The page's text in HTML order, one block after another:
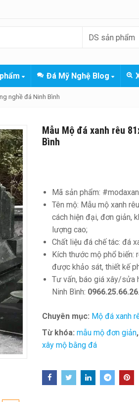
Đá Mỹ Nghệ Blog
nghề đá Ninh Bình
Mẫu Mộ đá xanh rêu
Bình
Mã sản phẩm:
Tên mộ: Mẫu mộ xanh
cách hiện đại, đơn giản,
lượng cao;
Chất liệu đá chế tác: đá
Kích thước mộ phổ biến:
được khảo sát, thiết kế
Tư vấn, báo giá xây/sửa
Ninh Bình: 0966.25.66.26.
Chuyên mục: Mộ đá xanh
Từ khóa: mẫu mộ đơn giản,
xây mộ bằng đá